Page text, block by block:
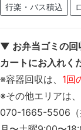
行楽・バス積込
▼ お弁当ゴミの回
カートにお入れく
※容器回収は、 1回
※その他エリアは
070-1665-5506